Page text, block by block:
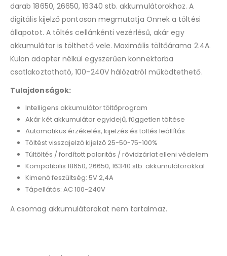
darab 18650, 26650, 16340 stb. akkumulátorokhoz. A
digitális kijelző pontosan megmutatja Önnek a töltési
állapotot. A töltés cellánkénti vezérlésű, akár egy
akkumulátor is tölthető vele. Maximális töltőárama 2.4A.
Külön adapter nélkül egyszerűen konnektorba
csatlakoztatható, 100-240V hálózatról működtethető.
Tulajdonságok:
Intelligens akkumulátor töltőprogram
Akár két akkumulátor egyidejű, független töltése
Automatikus érzékelés, kijelzés és töltés leállítás
Töltést visszajelző kijelző 25-50-75-100%
Túltöltés / fordított polaritás / rövidzárlat elleni védelem
Kompatibilis 18650, 26650, 16340 stb. akkumulátorokkal
Kimenő feszültség: 5V 2,4A
Tápellátás: AC 100-240V
A csomag akkumulátorokat nem tartalmaz.